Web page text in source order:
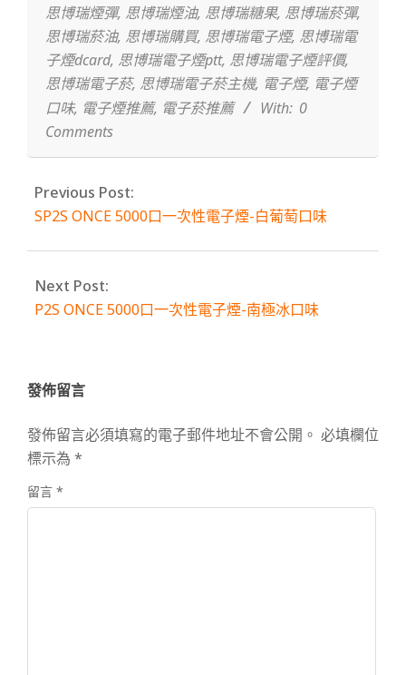
思博瑞煙彈, 思博瑞煙油, 思博瑞糖果, 思博瑞菸彈,
思博瑞菸油, 思博瑞購買, 思博瑞電子煙, 思博瑞電
子煙dcard, 思博瑞電子煙ptt, 思博瑞電子煙評價,
思博瑞電子菸, 思博瑞電子菸主機, 電子煙, 電子煙
口味, 電子煙推薦, 電子菸推薦 With: 0
Comments
Previous Post:
SP2S ONCE 5000口一次性電子煙-白葡萄口味
Next Post:
P2S ONCE 5000口一次性電子煙-南極冰口味
發佈留言
發佈留言必須填寫的電子郵件地址不會公開。 必填欄位
標示為 *
留言 *